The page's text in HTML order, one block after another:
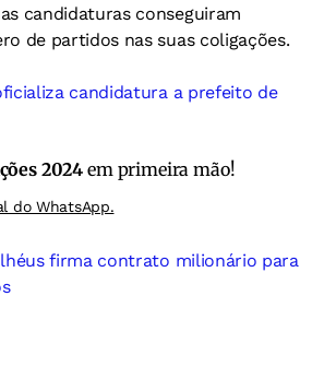
candidaturas conseguiram
de partidos nas suas coligações.
candidatura a prefeito de
2024em primeira mão!
do WhatsApp.
firma contrato milionário para